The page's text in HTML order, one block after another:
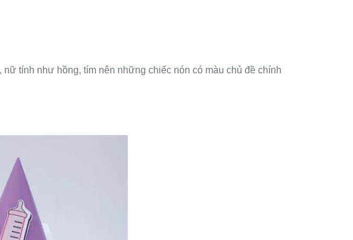
tính như hồng, tím nên những chiếc nón có màu chủ đề chính